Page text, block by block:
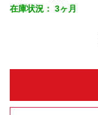
在庫状況： 3ヶ月